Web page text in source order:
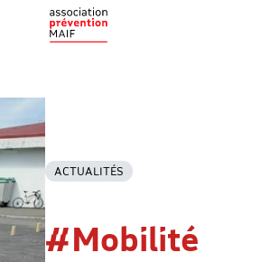
ACTUALITÉS
#Mobilité